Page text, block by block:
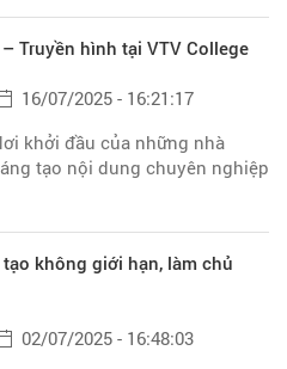
Truyền hình tại VTV College
16/07/2025 - 16:21:17
khởi đầu của những nhà
tạo nội dung chuyên nghiệp
không giới hạn, làm chủ
02/07/2025 - 16:48:03